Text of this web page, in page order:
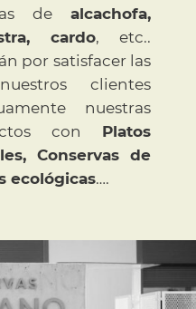
de alcachofa,
cardo, etc..
por satisfacer las
clientes
nuestras
con Platos
Conservas de
ecológicas….